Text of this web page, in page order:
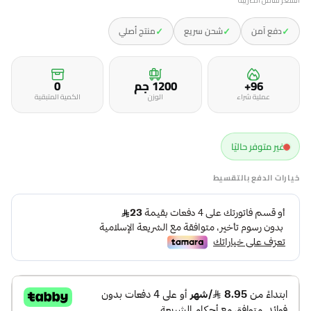
✓دفع آمن ✓شحن سريع ✓منتج أصلي
96+
عملية شراء 1200 جم
الوزن 0
الكمية المتبقية
غير متوفر حاليًا
خيارات الدفع بالتقسيط